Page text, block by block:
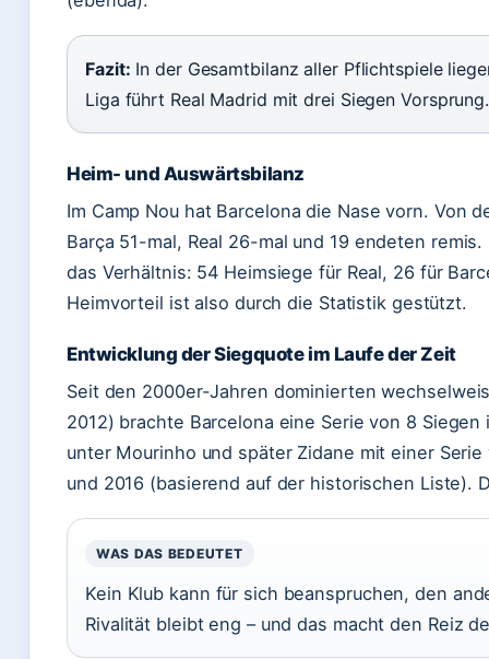
Fazit: In der Gesamtbilanz aller Pflichtspiele
Liga führt Real Madrid mit drei Siegen Vorsprung.
Heim- und Auswärtsbilanz
Im Camp Nou hat Barcelona die Nase vorn. Von
Barça 51-mal, Real 26-mal und 19 endeten
das Verhältnis: 54 Heimsiege für Real, 26 für
Heimvorteil ist also durch die Statistik gestützt.
Entwicklung der Siegquote im Laufe der Zeit
Seit den 2000er-Jahren dominierten
2012) brachte Barcelona eine Serie von 8
unter Mourinho und später Zidane mit einer
und 2016 (basierend auf der historischen Liste).
WAS DAS BEDEUTET
Kein Klub kann für sich beanspruchen, den
Rivalität bleibt eng – und das macht den Reiz